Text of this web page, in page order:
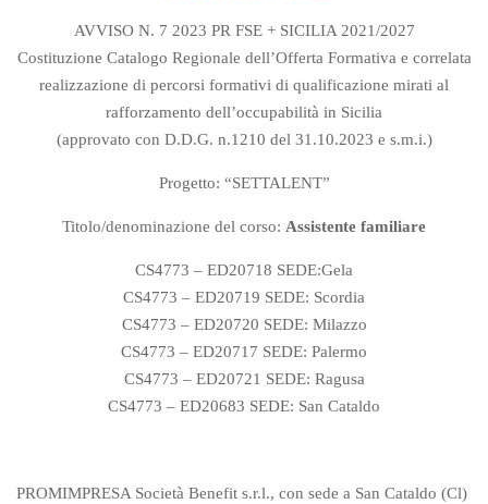
AVVISO N. 7 2023 PR FSE + SICILIA 2021/2027
Costituzione Catalogo Regionale dell’Offerta Formativa e correlata
realizzazione di percorsi formativi di qualificazione mirati al
rafforzamento dell’occupabilità in Sicilia
(approvato con D.D.G. n.1210 del 31.10.2023 e s.m.i.)
Progetto: “SETTALENT”
Titolo/denominazione del corso: Assistente familiare
CS4773 – ED20718 SEDE:Gela
CS4773 – ED20719 SEDE: Scordia
CS4773 – ED20720 SEDE: Milazzo
CS4773 – ED20717 SEDE: Palermo
CS4773 – ED20721 SEDE: Ragusa
CS4773 – ED20683 SEDE: San Cataldo
PROMIMPRESA Società Benefit s.r.l., con sede a San Cataldo (Cl)